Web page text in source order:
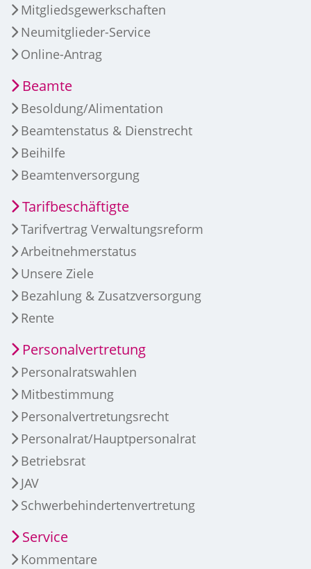
Mitgliedsgewerkschaften
Neumitglieder-Service
Online-Antrag
Beamte
Besoldung/Alimentation
Beamtenstatus & Dienstrecht
Beihilfe
Beamtenversorgung
Tarifbeschäftigte
Tarifvertrag Verwaltungsreform
Arbeitnehmerstatus
Unsere Ziele
Bezahlung & Zusatzversorgung
Rente
Personalvertretung
Personalratswahlen
Mitbestimmung
Personalvertretungsrecht
Personalrat/Hauptpersonalrat
Betriebsrat
JAV
Schwerbehindertenvertretung
Service
Kommentare